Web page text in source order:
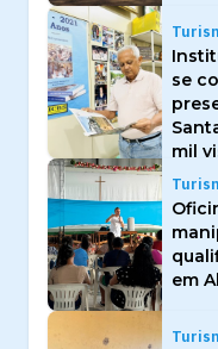
se
mil
em